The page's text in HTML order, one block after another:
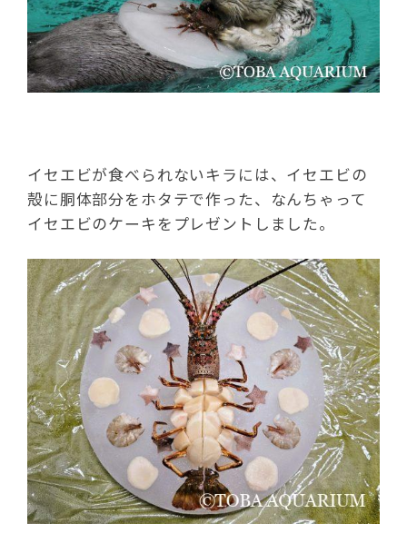
イセエビが食べられないキラには、イセエビの
殻に胴体部分をホタテで作った、なんちゃって
イセエビのケーキをプレゼントしました。